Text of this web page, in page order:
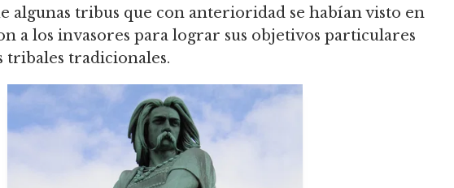
algunas tribus que con anterioridad se habían visto en
a los invasores para lograr sus objetivos particulares
tribales tradicionales.